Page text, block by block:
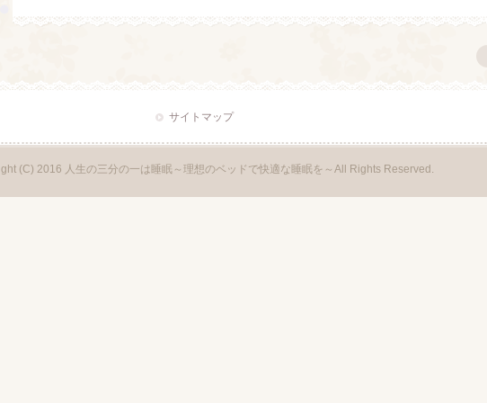
サイトマップ
(C) 2016 人生の三分の一は睡眠～理想のベッドで快適な睡眠を～All Rights Reserved.